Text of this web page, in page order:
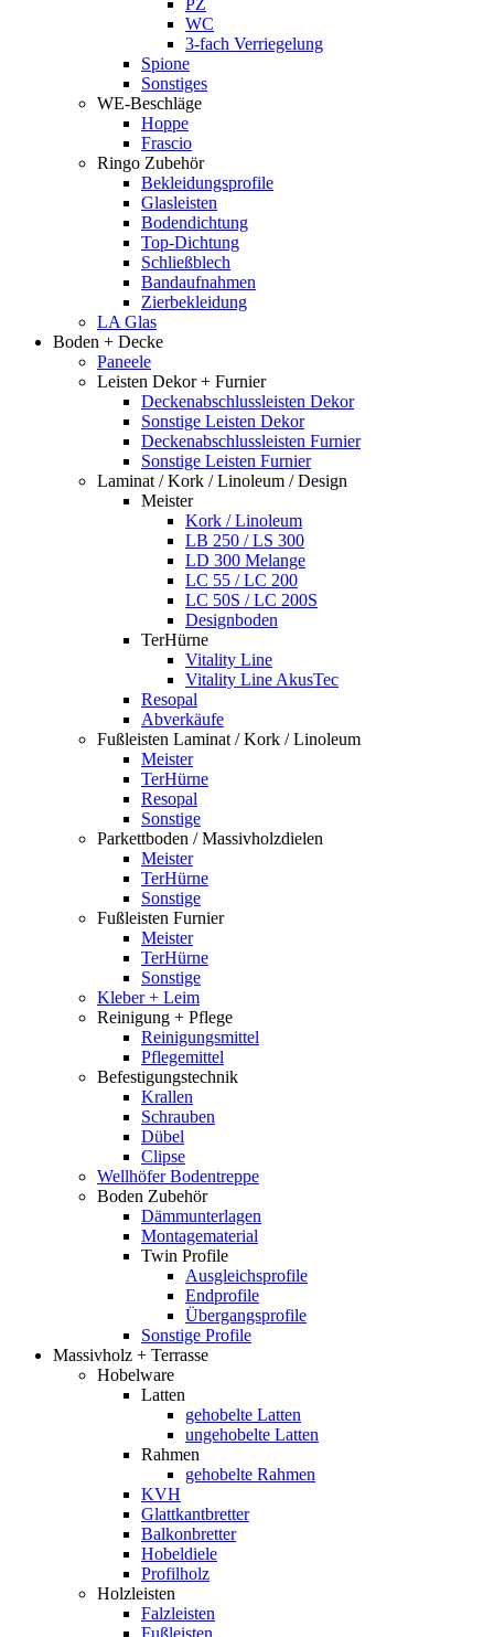
PZ
WC
3-fach Verriegelung
Spione
Sonstiges
WE-Beschläge
Hoppe
Frascio
Ringo Zubehör
Bekleidungsprofile
Glasleisten
Bodendichtung
Top-Dichtung
Schließblech
Bandaufnahmen
Zierbekleidung
LA Glas
Boden + Decke
Paneele
Leisten Dekor + Furnier
Deckenabschlussleisten Dekor
Sonstige Leisten Dekor
Deckenabschlussleisten Furnier
Sonstige Leisten Furnier
Laminat / Kork / Linoleum / Design
Meister
Kork / Linoleum
LB 250 / LS 300
LD 300 Melange
LC 55 / LC 200
LC 50S / LC 200S
Designboden
TerHürne
Vitality Line
Vitality Line AkusTec
Resopal
Abverkäufe
Fußleisten Laminat / Kork / Linoleum
Meister
TerHürne
Resopal
Sonstige
Parkettboden / Massivholzdielen
Meister
TerHürne
Sonstige
Fußleisten Furnier
Meister
TerHürne
Sonstige
Kleber + Leim
Reinigung + Pflege
Reinigungsmittel
Pflegemittel
Befestigungstechnik
Krallen
Schrauben
Dübel
Clipse
Wellhöfer Bodentreppe
Boden Zubehör
Dämmunterlagen
Montagematerial
Twin Profile
Ausgleichsprofile
Endprofile
Übergangsprofile
Sonstige Profile
Massivholz + Terrasse
Hobelware
Latten
gehobelte Latten
ungehobelte Latten
Rahmen
gehobelte Rahmen
KVH
Glattkantbretter
Balkonbretter
Hobeldiele
Profilholz
Holzleisten
Falzleisten